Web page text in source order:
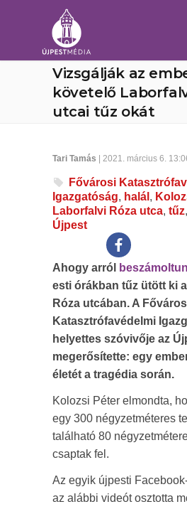
Vizsgálják az
követelő
utcai tűz okát
Tari Tamás | 2021. március 6.
Fővárosi
Igazgatóság, halál ,
Laborfalvi Róza utca, tűz,
Újpest
Ahogy arról
esti órákban tűz ütött ki
Róza utcában. A
Katasztrófavédelmi
helyettes szóvivője az
megerősítette: egy
életét a tragédia során.
Kolozsi Péter elmondta,
egy 300 négyzetméteres
található 80
csaptak fel.
Az egyik újpesti
az alábbi videót osztotta